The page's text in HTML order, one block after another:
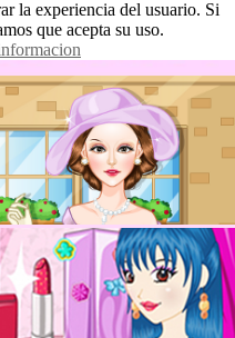
la experiencia del usuario. Si
que acepta su uso.